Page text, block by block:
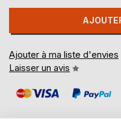
Ajouter à ma liste d'envies
Laisser un avis